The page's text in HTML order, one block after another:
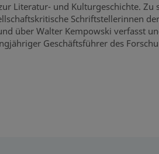
Literatur- und Kulturgeschichte. Zu
Schriftstellerinnen
über Walter Kempowski verfasst
Geschäftsführer des